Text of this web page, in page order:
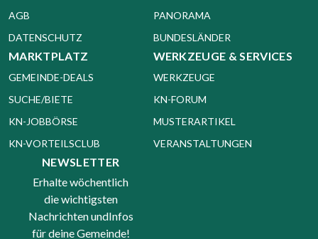
AGB
DATENSCHUTZ
PANORAMA
BUNDESLÄNDER
MARKTPLATZ
GEMEINDE-DEALS
SUCHE/BIETE
KN-JOBBÖRSE
KN-VORTEILSCLUB
WERKZEUGE & SERVICES
WERKZEUGE
KN-FORUM
MUSTERARTIKEL
VERANSTALTUNGEN
NEWSLETTER
Erhalte wöchentlich
die wichtigsten
Nachrichten undInfos
für deine Gemeinde!